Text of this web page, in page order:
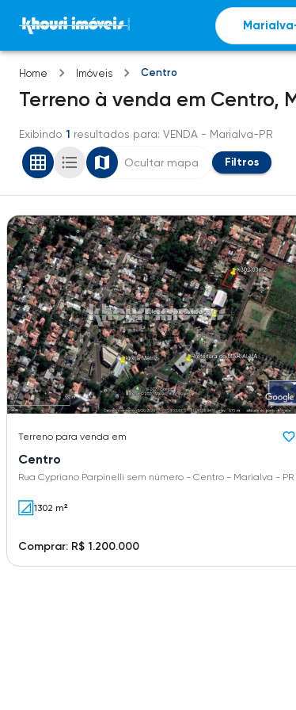
Home Imóveis Centro
Terreno à venda em Centro,
Exibindo 1 resultados para: VENDA - Marialva-PR
Ocultar mapa Filtros
Terreno para venda em
Centro
Rua Cypriano Parpinelli sem número - Centro - Marialva - PR
1302 m²
Comprar: R$ 1.200.000